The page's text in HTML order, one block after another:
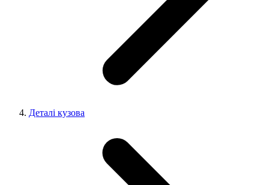
Деталі кузова